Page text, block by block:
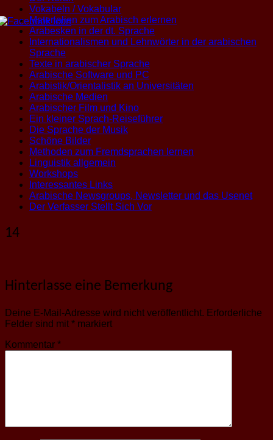
Vokabeln / Vokabular
Materialien zum Arabisch erlernen
Arabesken in der dt. Sprache
Internationalismen und Lehnwörter in der arabischen
Sprache
Texte in arabischer Sprache
Arabische Software und PC
Arabistik/Orientalistik an Universitäten
Arabische Medien
Arabischer Film und Kino
Ein kleiner Sprach-Reiseführer
Die Sprache der Musik
Schöne Bilder
Methoden zum Fremdsprachen lernen
Linguistik allgemein
Workshops
Interessantes Links
Arabische Newsgroups, Newsletter und das Usenet
Der Verfasser Stellt Sich Vor
14
Hinterlasse eine Bemerkung
Deine E-Mail-Adresse wird nicht veröffentlicht. Erforderliche
Felder sind mit * markiert
Kommentar *